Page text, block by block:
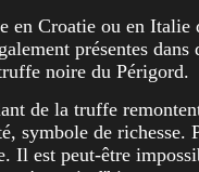
en Croatie ou en
présentes
noire du Périgord.
de la truffe
symbole de
Il est peut-être